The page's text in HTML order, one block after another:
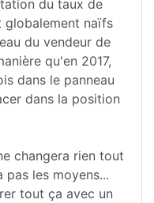
du taux de
globalement naïfs
du vendeur de
qu'en 2017,
dans le panneau
dans la position
changera rien tout
les moyens...
tout ça avec un